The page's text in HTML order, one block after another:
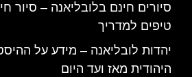
סיורים חינם בלובליאנה – סיור
טיפים למדריך
יהדות לובליאנה – מידע על
היהודית מאז ועד היום